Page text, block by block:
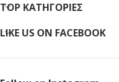
TOP ΚΑΤΗΓΟΡΙΕΣ
LIKE US ON FACEBOOK